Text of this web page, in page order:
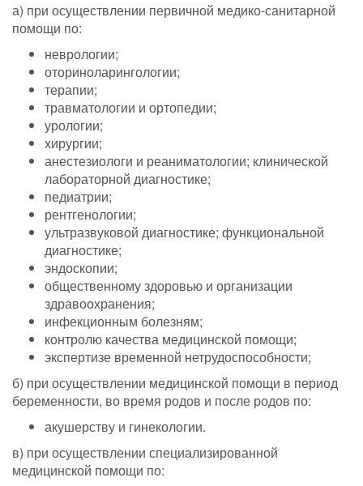
а) при осуществлении первичной медико-санитарной
помощи по:
неврологии;
оториноларингологии;
терапии;
травматологии и ортопедии;
урологии;
хирургии;
анестезиологи и реаниматологии; клинической
лабораторной диагностике;
педиатрии;
рентгенологии;
ультразвуковой диагностике; функциональной
диагностике;
эндоскопии;
общественному здоровью и организации
здравоохранения;
инфекционным болезням;
контролю качества медицинской помощи;
экспертизе временной нетрудоспособности;
б) при осуществлении медицинской помощи в период
беременности, во время родов и после родов по:
акушерству и гинекологии.
в) при осуществлении специализированной
медицинской помощи по: